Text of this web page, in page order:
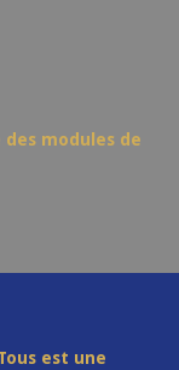
des modules de
est une